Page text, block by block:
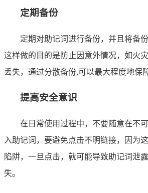
定期备份
定期对助记词进行备份，并且将备
这样做的目的是防止因意外情况，如火
丢失，通过分散备份,可以最大程度地保
提高安全意识
在日常使用过程中，不要随意在不
入助记词，要避免点击不明链接，因为
陷阱，一旦点击，就可能导致助记词泄
失。